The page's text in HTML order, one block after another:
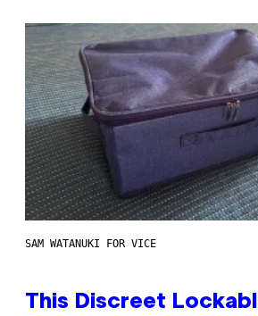
SAM WATANUKI FOR VICE
This Discreet